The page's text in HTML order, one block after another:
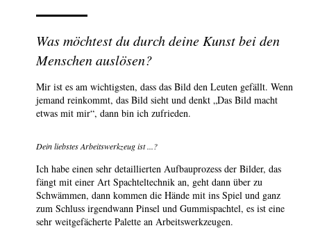
Was möchtest du durch deine Kunst bei den
Menschen auslösen?
Mir ist es am wichtigsten, dass das Bild den Leuten gefällt. Wenn
jemand reinkommt, das Bild sieht und denkt „Das Bild macht
etwas mit mir“, dann bin ich zufrieden.
Dein liebstes Arbeitswerkzeug ist ...?
Ich habe einen sehr detaillierten Aufbauprozess der Bilder, das
fängt mit einer Art Spachteltechnik an, geht dann über zu
Schwämmen, dann kommen die Hände mit ins Spiel und ganz
zum Schluss irgendwann Pinsel und Gummispachtel, es ist eine
sehr weitgefächerte Palette an Arbeitswerkzeugen.